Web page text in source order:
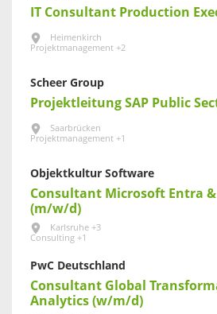
IT Consultant Production
Heimenkirch
Projektmanagement +2
Scheer Group
Projektleitung SAP Public
Saarbrücken
Projektmanagement +1
Objektkultur Software
Consultant Microsoft Entra
(m/w/d)
Karlsruhe +3
Consulting +1
PwC Deutschland
Consultant Global
Analytics (w/m/d)